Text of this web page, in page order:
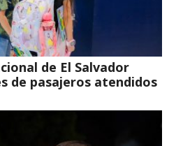
de El Salvador
de pasajeros atendidos